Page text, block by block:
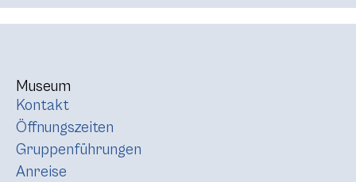
Museum
Kontakt
Öffnungszeiten
Gruppenführungen
Anreise